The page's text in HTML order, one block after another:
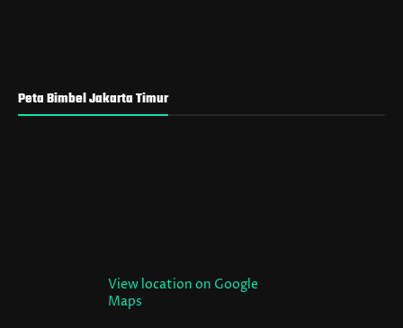
Peta Bimbel Jakarta Timur
View location on Google
Maps